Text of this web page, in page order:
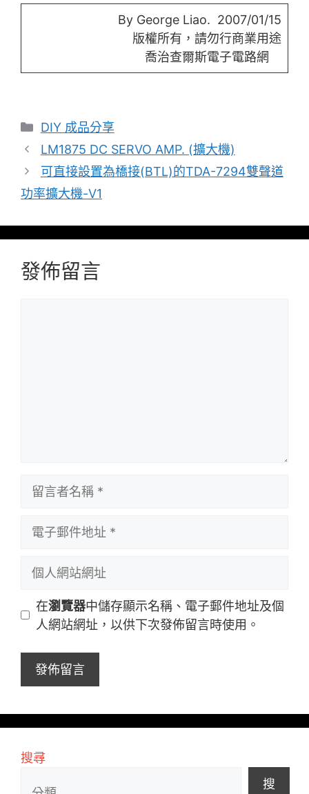
By George Liao. 2007/01/15
版權所有，請勿行商業用途
喬治查爾斯電子電路網
分
類
DIY 成品分享
LM1875 DC SERVO AMP. (擴大機)
可直接設置為橋接(BTL)的TDA-7294雙聲道
功率擴大機-V1
發佈留言
址
站
址
在瀏覽器中儲存顯示名稱、電子郵件地址及個
人網站網址，以供下次發佈留言時使用。
搜尋
搜